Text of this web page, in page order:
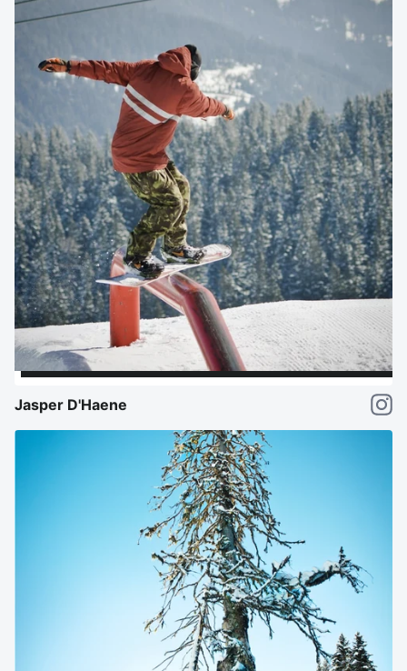
Jasper D'Haene